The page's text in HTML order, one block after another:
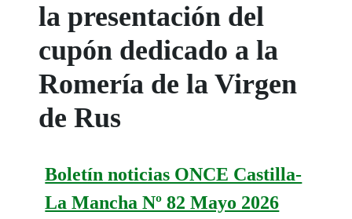
la presentación del
cupón dedicado a la
Romería de la Virgen
de Rus
Boletín noticias ONCE Castilla-
La Mancha Nº 82 Mayo 2026